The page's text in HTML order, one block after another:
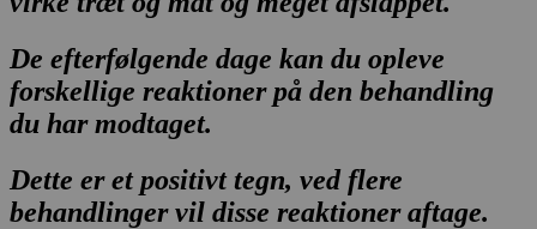
De efterfølgende dage kan du opleve
forskellige reaktioner på den behandling
du har modtaget.
Dette er et positivt tegn, ved flere
behandlinger vil disse reaktioner aftage.